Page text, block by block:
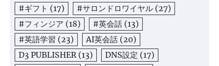
#ギフト (17) #サロンドロワイヤル (27)
#フィンジア (18) #英会話 (13)
#英語学習 (23) AI英会話 (20)
D3 PUBLISHER(13) DNS設定 (17)